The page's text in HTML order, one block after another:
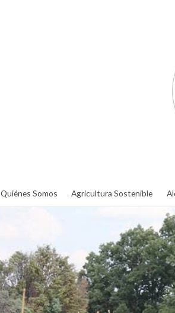
Quiénes Somos Agricultura Sostenible